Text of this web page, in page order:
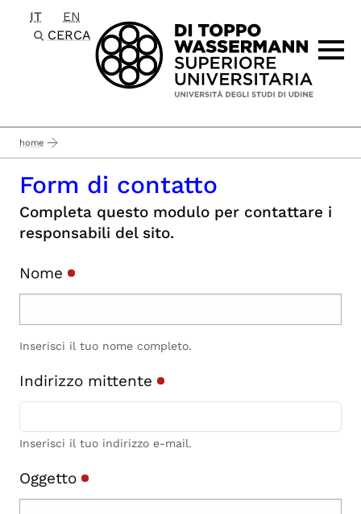
Passa al contenuto principale
IT
EN
CERCA
home
Form di contatto
Completa questo modulo per contattare i
responsabili del sito.
Nome
Inserisci il tuo nome completo.
Indirizzo mittente
Inserisci il tuo indirizzo e-mail.
Oggetto